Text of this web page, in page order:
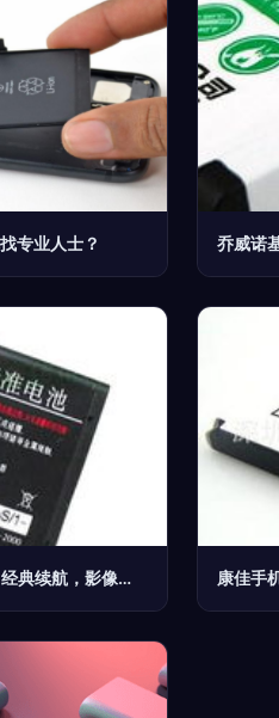
专业人士？
三星D528 800mAh手机电池评测 经典续航，影像见证